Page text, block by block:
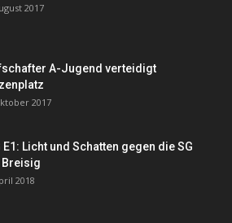
2017
A-Jugend verteidigt
2017
E1: Licht und Schatten gegen die SG
Breisig
2018